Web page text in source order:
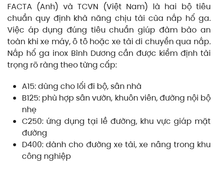
FACTA (Anh) và TCVN (Việt Nam) là hai bộ tiêu
chuẩn quy định khả năng chịu tải của nắp hố ga.
Việc áp dụng đúng tiêu chuẩn giúp đảm bảo an
toàn khi xe máy, ô tô hoặc xe tải di chuyển qua nắp.
Nắp hố ga inox Bình Dương cần được kiểm định tải
trọng rõ ràng theo từng cấp:
A15: dùng cho lối đi bộ, sân nhà
B125: phù hợp sân vườn, khuôn viên, đường nội bộ
nhẹ
C250: ứng dụng tại lề đường, khu vực giáp mặt
đường
D400: dành cho đường xe tải, xe nâng trong khu
công nghiệp